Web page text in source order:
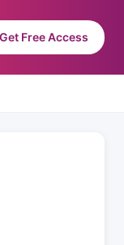
Get Free Access